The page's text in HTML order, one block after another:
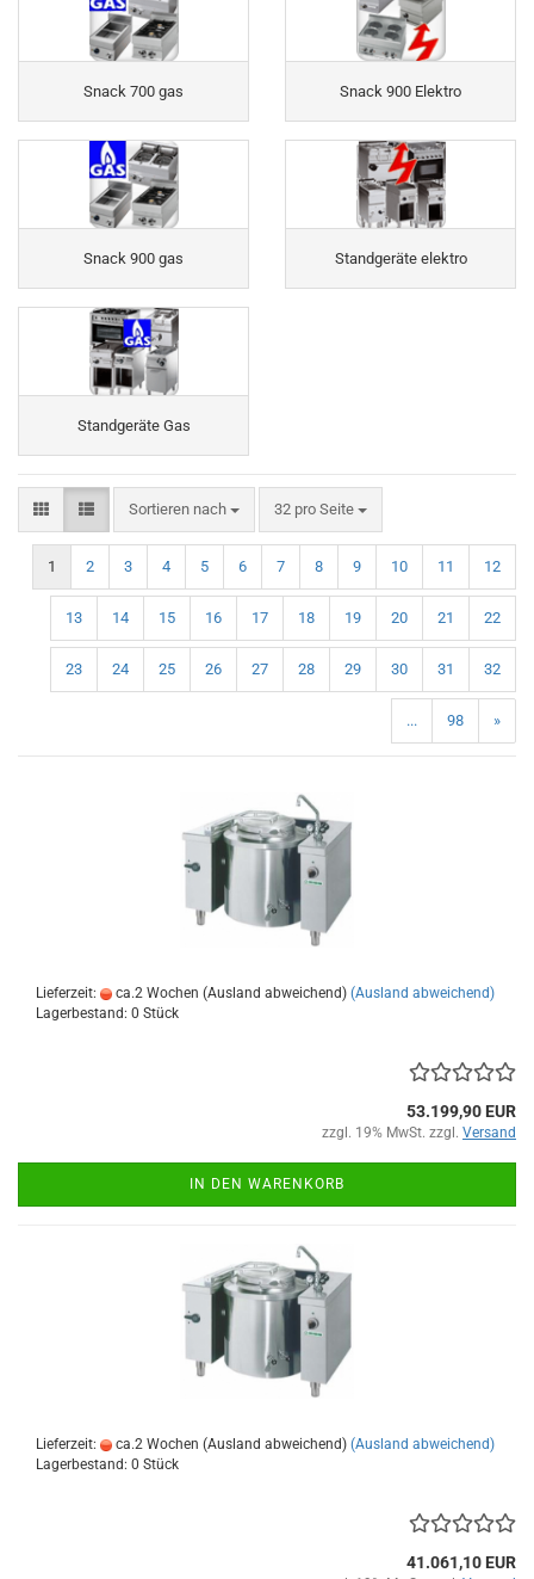
Snack 700 gas Snack 900 Elektro
Snack 900 gas Standgeräte elektro
Standgeräte Gas
Sortieren nach
Sortieren nach 32 pro Seite
pro Seite
1 2 3 4 5 6 7 8 9 10 11 12
13 14 15 16 17 18 19 20 21 22
23 24 25 26 27 28 29 30 31 32
... 98 »
Lieferzeit: ca.2 Wochen (Ausland abweichend) (Ausland abweichend)
Lagerbestand: 0 Stück
53.199,90 EUR
zzgl. 19% MwSt. zzgl. Versand
IN DEN WARENKORB
Lieferzeit: ca.2 Wochen (Ausland abweichend) (Ausland abweichend)
Lagerbestand: 0 Stück
41.061,10 EUR